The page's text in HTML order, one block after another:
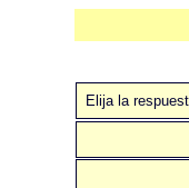
Elija la